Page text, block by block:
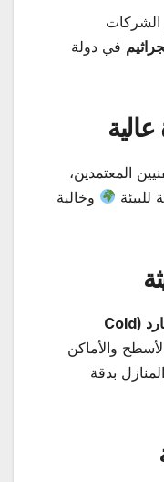
الشركات
في دولة
المعتمدين،
وخالية
أنظمة الرذاذ البارد (Cold
والأماكن
بدقة